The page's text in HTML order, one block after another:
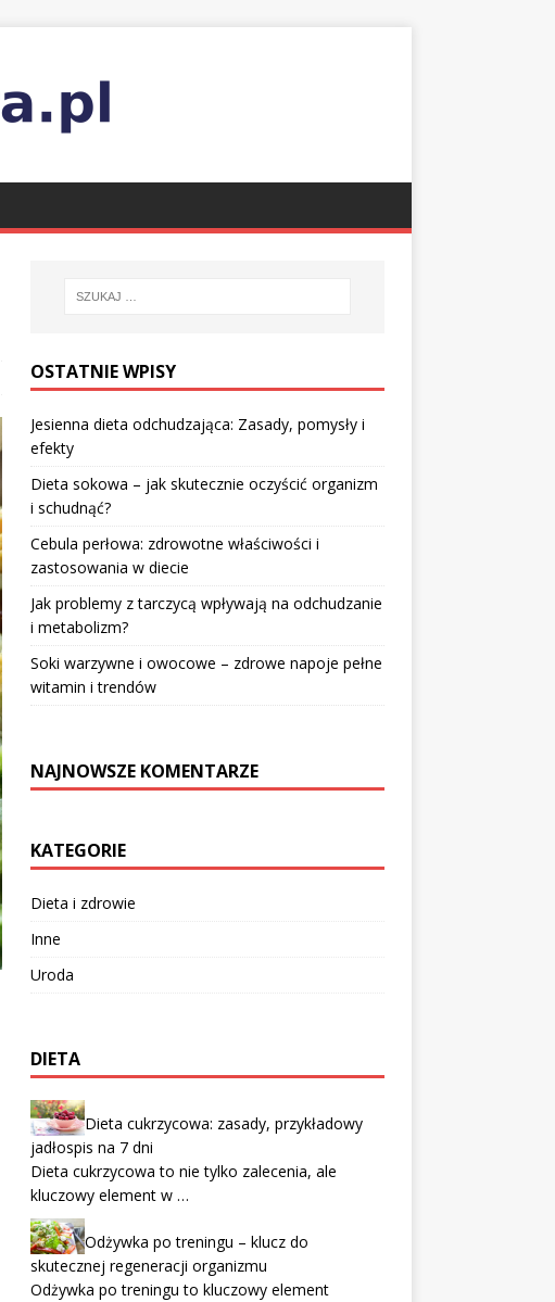
OSTATNIE WPISY
Jesienna dieta odchudzająca: Zasady, pomysły i
efekty
Dieta sokowa – jak skutecznie oczyścić organizm
i schudnąć?
Cebula perłowa: zdrowotne właściwości i
zastosowania w diecie
Jak problemy z tarczycą wpływają na odchudzanie
i metabolizm?
Soki warzywne i owocowe – zdrowe napoje pełne
witamin i trendów
NAJNOWSZE KOMENTARZE
KATEGORIE
Dieta i zdrowie
Inne
Uroda
DIETA
Dieta cukrzycowa: zasady, przykładowy
jadłospis na 7 dni
Dieta cukrzycowa to nie tylko zalecenia, ale
kluczowy element w …
Odżywka po treningu – klucz do
skutecznej regeneracji organizmu
Odżywka po treningu to kluczowy element